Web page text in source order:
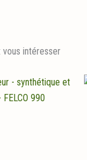
vous intéresser